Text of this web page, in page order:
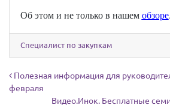
Об этом и не только в нашемобзоре.
Специалист по закупкам
Навигация по записям
Полезная информация для
февраля
Видео.Инок. Бесплатные